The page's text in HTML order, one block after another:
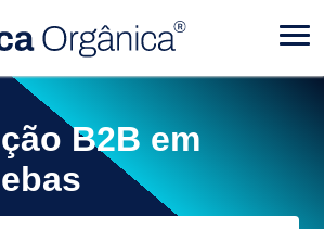
B2B em